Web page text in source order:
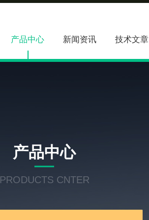
产品中心 新闻资讯 技术文章
产品中心
PRODUCTS CNTER